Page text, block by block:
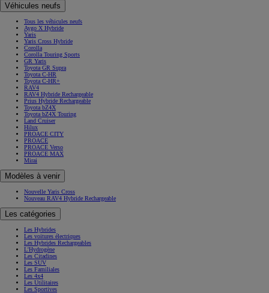
Véhicules neufs
Tous les véhicules neufs
Aygo X Hybride
Yaris
Yaris Cross Hybride
Corolla
Corolla Touring Sports
GR Yaris
Toyota GR Supra
Toyota C-HR
Toyota C-HR+
RAV4
RAV4 Hybride Rechargeable
Prius Hybride Rechargeable
Toyota bZ4X
Toyota bZ4X Touring
Land Cruiser
Hilux
PROACE CITY
PROACE
PROACE Verso
PROACE MAX
Mirai
Modèles à venir
Nouvelle Yaris Cross
Nouveau RAV4 Hybride Rechargeable
Les catégories
Les Hybrides
Les voitures électriques
Les Hybrides Rechargeables
L'Hydrogène
Les Citadines
Les SUV
Les Familiales
Les 4x4
Les Utilitaires
Les Sportives